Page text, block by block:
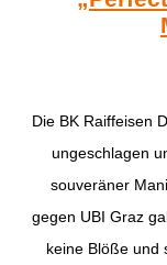
Die BK Raiffeisen
ungeschlagen
souveräner
gegen UBI Graz
keine Blöße und